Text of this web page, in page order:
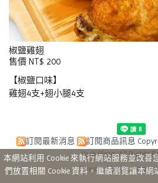
椒鹽雞翅
售價 NT$ 200
【椒鹽口味】
雞翅4支+翅小腿4支
訂閱最新消息 訂閱商品訊息
York Pizza. All Rights
Powered by
本網站利用 Cookie 來執行網站服務並改善
們放置相關 Cookie 資料，繼續瀏覽讓本網